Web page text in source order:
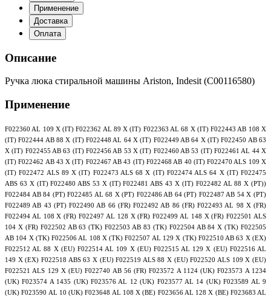
Применение
Доставка
Оплата
Описание
Ручка люка стиральной машины Ariston, Indesit (С00116580)
Применение
F022360 AL 109 X (IT) F022362 AL 89 X (IT) F022363 AL 68 X (IT) F022443 AB 108 X
(IT) F022444 AB 88 X (IT) F022448 AL 64 X (IT) F022449 AB 64 X (IT) F022450 AB 63
X (IT) F022455 AB 63 (IT) F022456 AB 53 X (IT) F022460 AB 53 (IT) F022461 AL 44 X
(IT) F022462 AB 43 X (IT) F022467 AB 43 (IT) F022468 AB 40 (IT) F022470 ALS 109 X
(IT) F022472 ALS 89 X (IT) F022473 ALS 68 X (IT) F022474 ALS 64 X (IT) F022475
ABS 63 X (IT) F022480 ABS 53 X (IT) F022481 ABS 43 X (IT) F022482 AL 88 X (PT))
F022484 AB 84 (PT) F022485 AL 68 X (PT) F022486 AB 64 (PT) F022487 AB 54 X (PT)
F022489 AB 43 (PT) F022490 AB 66 (FR) F022492 AB 86 (FR) F022493 AL 98 X (FR)
F022494 AL 108 X (FR) F022497 AL 128 X (FR) F022499 AL 148 X (FR) F022501 ALS
104 X (FR) F022502 AB 63 (TK) F022503 AB 83 (TK) F022504 AB 84 X (TK) F022505
AB 104 X (TK) F022506 AL 108 X (TK) F022507 AL 129 X (TK) F022510 AB 63 X (EX)
F022512 AL 88 X (EU) F022514 AL 109 X (EU) F022515 AL 129 X (EU) F022516 AL
149 X (EX) F022518 ABS 63 X (EU) F022519 ALS 88 X (EU) F022520 ALS 109 X (EU)
F022521 ALS 129 X (EU) F022740 AB 56 (FR) F023572 A 1124 (UK) F023573 A 1234
(UK) F023574 A 1435 (UK) F023576 AL 12 (UK) F023577 AL 14 (UK) F023589 AL 9
(UK) F023590 AL 10 (UK) F023648 AL 108 X (BE) F023656 AL 128 X (BE) F023683 AL